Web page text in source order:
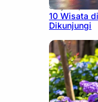
July 30,
10 Wisata
Dikunjungi